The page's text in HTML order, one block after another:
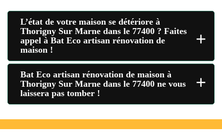
L’état de votre maison se détériore à
Thorigny Sur Marne dans le 77400 ? Faites
appel à Bat Eco artisan rénovation de
maison !
+
Bat Eco artisan rénovation de maison à
Thorigny Sur Marne dans le 77400 ne vous
laissera pas tomber !
+